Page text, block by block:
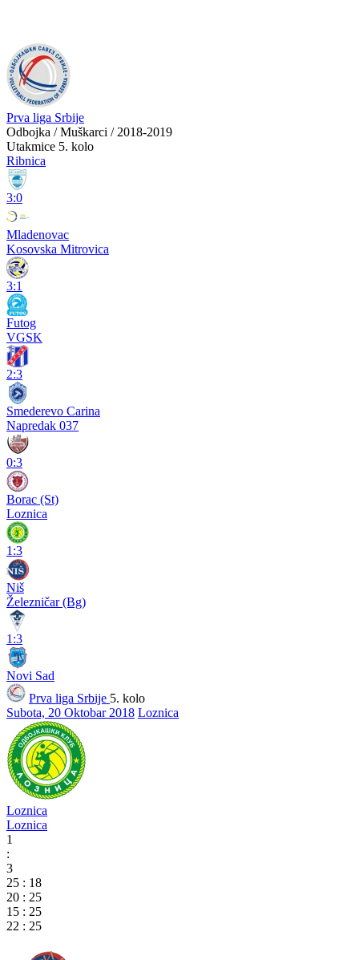
Prva liga Srbije
Odbojka / Muškarci / 2018-2019
Utakmice 5. kolo
Ribnica
3:0
Mladenovac
Kosovska Mitrovica
3:1
Futog
VGSK
2:3
Smederevo Carina
Napredak 037
0:3
Borac (St)
Loznica
1:3
Niš
Železničar (Bg)
1:3
Novi Sad
Prva liga Srbije 5. kolo
Subota, 20 Oktobar 2018 Loznica
Loznica
Loznica
1
:
3
25 : 18
20 : 25
15 : 25
22 : 25